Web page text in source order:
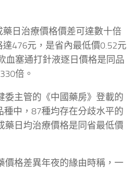
日治療價格價差可達數十倍
476元，是省內最低價0.52元
血塞通打針液逐日價格是同品
倍。
委主管的《中國藥房》登載的
種中，87種均存在分歧水平的
藥日均治療價格是同省最低價
價格差異年夜的緣由時稱，一